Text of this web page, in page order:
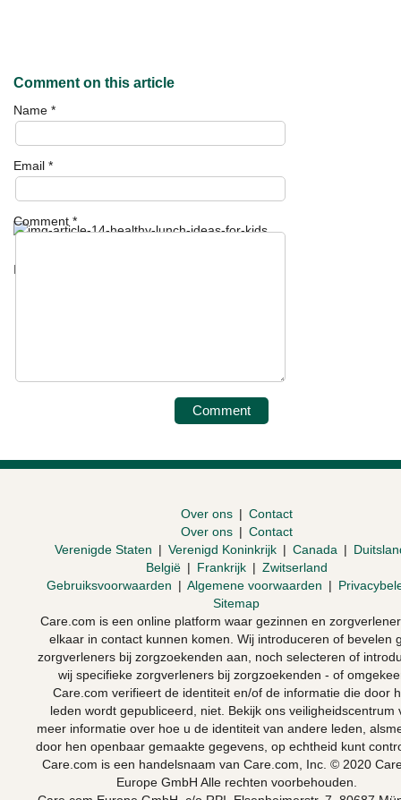
Lekker! 13 lunch recepten voor kinderen
Comment on this article
Name *
Email *
Comment *
Over ons | Contact
Over ons | Contact
Verenigde Staten | Verenigd Koninkrijk | Canada |
België | Frankrijk | Zwitserland
Gebruiksvoorwaarden | Algemene voorwaarden |
Sitemap
Care.com is een online platform waar gezinnen en
elkaar in contact kunnen komen. Wij introduceren of bevelen
zorgverleners bij zorgzoekenden aan, noch selecteren of
wij specifieke zorgverleners bij zorgzoekenden - of
Care.com verifieert de identiteit en/of de informatie die door
leden wordt gepubliceerd, niet. Bekijk ons veiligheidscentrum
meer informatie over hoe u de identiteit van andere leden,
door hen openbaar gemaakte gegevens, op echtheid kunt
Care.com is een handelsnaam van Care.com, Inc. © 2020
Europe GmbH Alle rechten voorbehouden.